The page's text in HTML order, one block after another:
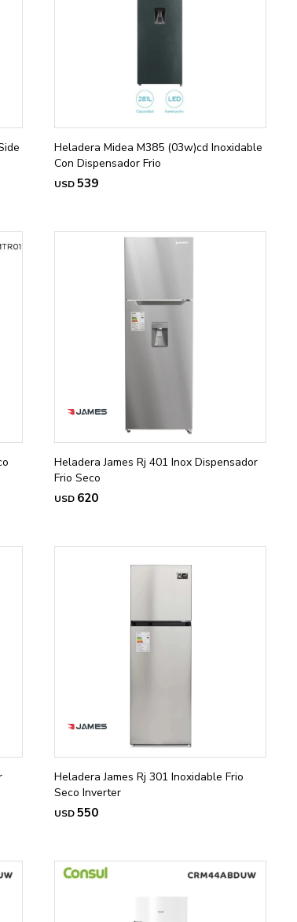
Heladera Midea M385 (03w)cd Inoxidable
Con Dispensador Frio
USD 539
Heladera James Rj 401 Inox Dispensador
Frio Seco
USD 620
Heladera James Rj 301 Inoxidable Frio
Seco Inverter
USD 550